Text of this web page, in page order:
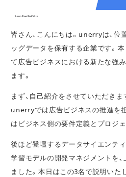
皆さん、こんにちは。unerryは、
ッグデータを保有する企業です。
て広告ビジネスにおける新たな強
ます。
まず、自己紹介をさせていただきま
unerryでは広告ビジネスの推進を
はビジネス側の要件定義とプロジ
後ほど登壇するデータサイエンテ
学習モデルの開発マネジメントを
ました。本日はこの3名で説明いた